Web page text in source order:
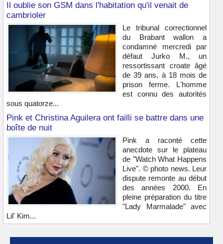
Il oublie son GSM dans l'habitation qu'il venait de
cambrioler
Le tribunal correctionnel
du Brabant wallon a
condamné mercredi par
défaut Jurko M., un
ressortissant croate âgé
de 39 ans, à 18 mois de
prison ferme. L'homme
est connu des autorités
sous quatorze...
Pink et Christina Aguilera ont failli se battre dans une
boîte de nuit
Pink a raconté cette
anecdote sur le plateau
de "Watch What Happens
Live". © photo news. Leur
dispute remonte au début
des années 2000. En
pleine préparation du titre
"Lady Marmalade" avec
Lil' Kim...